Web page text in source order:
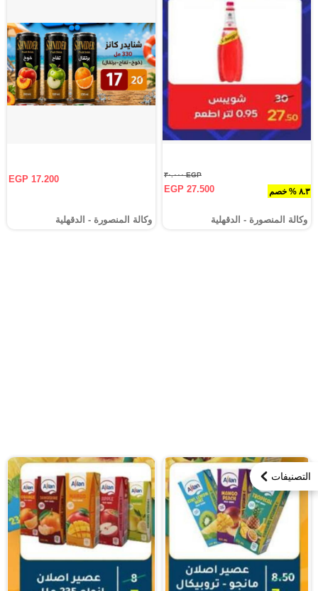
التصنيفات
٨.٣ % خصم
EGP ٣٠.٠٠٠
EGP 27.500
وكالة المنصورة - الدقهلية‎
EGP 17.200
وكالة المنصورة - الدقهلية‎